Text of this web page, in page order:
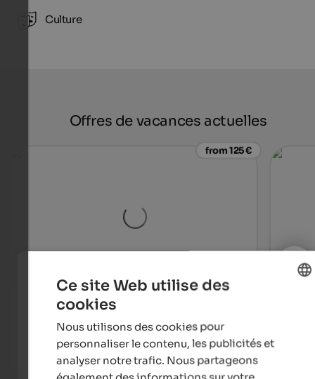
Culture
Offres de vacances actuelles
from 125 €
Hotel Waldhof
and the Vinschgau valley meet and nature offers
numerous possibilities.
To the hotel
Ce site Web utilise des
cookies
Nous utilisons des cookies pour
personnaliser le contenu, les publicités et
analyser notre trafic. Nous partageons